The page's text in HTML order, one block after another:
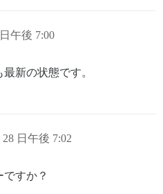
午後 7:00
新の状態です。
日午後 7:02
すか？